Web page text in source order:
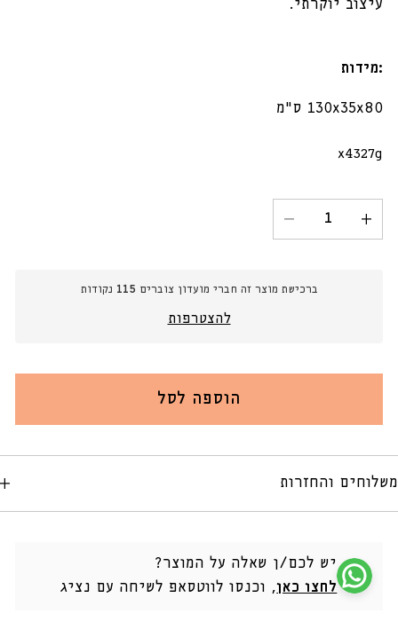
עיצוב יוקרתי.
:מידות
130x35x80 ס"מ
מק"ט:
x4327g
הגדל
כמות
כמות
מעץ
ברכישת מוצר זה חברי מועדון צוברים 115 נקודות
להצטרפות
הוספה לסל
משלוחים והחזרות
יש לכם/ן שאלה על המוצר?
לחצו כאן, וכנסו לווטסאפ לשיחה עם נציג